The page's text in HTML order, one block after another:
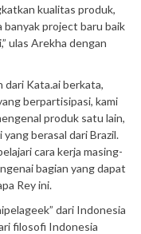
kualitas produk,
project baru baik
ulas Arekha dengan
dari Kata.ai berkata,
berpartisipasi, kami
produk satu lain,
berasal dari Brazil.
cara kerja masing-
bagian yang dapat
Rey ini.
dari Indonesia
filosofi Indonesia